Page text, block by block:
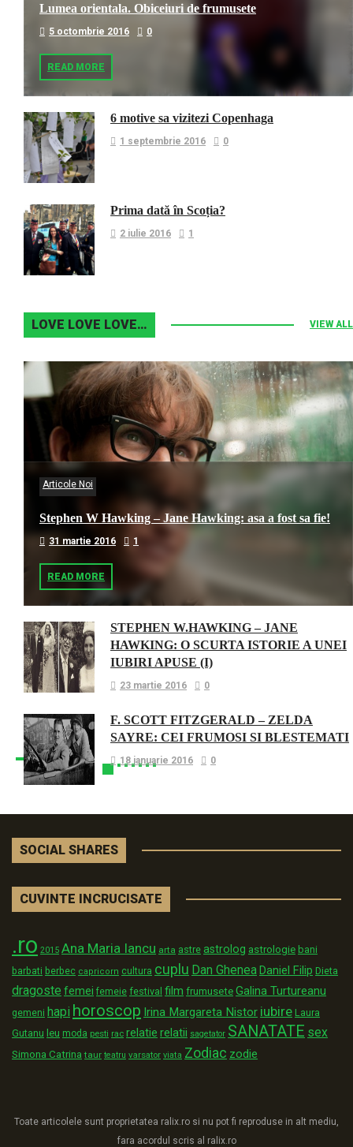
Lumea orientala. Obiceiuri de frumusete
5 octombrie 2016 0
READ MORE
6 motive sa vizitezi Copenhaga
1 septembrie 2016 0
Prima dată în Scoția?
2 iulie 2016 1
LOVE LOVE LOVE… VIEW ALL
Articole Noi
Stephen W Hawking – Jane Hawking: asa a fost sa fie!
31 martie 2016 1
READ MORE
STEPHEN W.HAWKING – JANE
HAWKING: O SCURTA ISTORIE A UNEI
IUBIRI APUSE (I)
23 martie 2016 0
F. SCOTT FITZGERALD – ZELDA
SAYRE: CEI FRUMOSI SI BLESTEMATI
18 ianuarie 2016 0
SOCIAL SHARES
CUVINTE INCRUCISATE
.ro 2015 Ana Maria Iancu arta astre astrolog astrologie bani
barbati berbec capricorn cultura cuplu Dan GheneaDaniel Filip Dieta
dragoste femei femeie festival film frumusete Galina Turtureanu
gemeni hapi horoscop Irina Margareta Nistor iubire Laura
Gutanu leu moda pesti rac relatie relatii sagetator SANATATE sex
Simona Catrina taur teatru varsator viata Zodiac zodie
Toate articolele sunt proprietatea ralix.ro si nu pot fi reproduse in alt mediu,
fara acordul scris al ralix.ro